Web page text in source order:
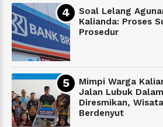
Soal Lelang
Kalianda: Proses
Prosedur
Mimpi Warga
Jalan Lubuk
Diresmikan,
Berdenyut